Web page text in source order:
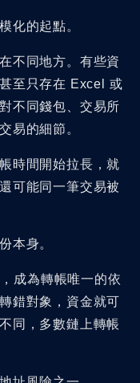
化的起點。
不同地方。有些資
至只存在 Excel 或
不同錢包、交易所
易的細節。
時間開始拉長，就
可能同一筆交易被
本身。
成為轉帳唯一的依
錯對象，資金就可
同，多數鏈上轉帳